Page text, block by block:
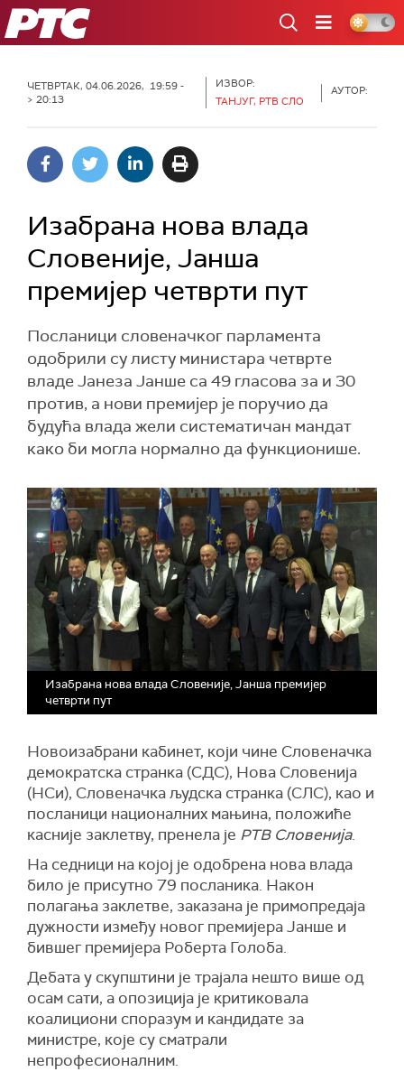
РТС
ЧЕТВРТАК, 04.06.2026, 19:59 -
> 20:13
ИЗВОР:
ТАНЈУГ, РТВ СЛО
АУТОР:
Изабрана нова влада
Словеније, Јанша
премијер четврти пут
Посланици словеначког парламента
одобрили су листу министара четврте
владе Јанеза Јанше са 49 гласова за и 30
против, а нови премијер је поручио да
будућа влада жели систематичан мандат
како би могла нормално да функционише.
Изабрана нова влада Словеније, Јанша премијер
четврти пут
Новоизабрани кабинет, који чине Словеначка
демократска странка (СДС), Нова Словенија
(НСи), Словеначка људска странка (СЛС), као и
посланици националних мањина, положиће
касније заклетву, пренела је РТВ Словенија.
На седници на којој је одобрена нова влада
било је присутно 79 посланика. Након
полагања заклетве, заказана је примопредаја
дужности између новог премијера Јанше и
бившег премијера Роберта Голоба.
Дебата у скупштини је трајала нешто више од
осам сати, а опозиција је критиковала
коалициони споразум и кандидате за
министре, које су сматрали
непрофесионалним.